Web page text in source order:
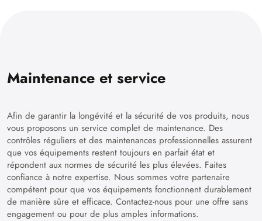
Maintenance et service
Afin de garantir la longévité et la sécurité de vos produits, nous
vous proposons un service complet de maintenance. Des
contrôles réguliers et des maintenances professionnelles assurent
que vos équipements restent toujours en parfait état et
répondent aux normes de sécurité les plus élevées. Faites
confiance à notre expertise. Nous sommes votre partenaire
compétent pour que vos équipements fonctionnent durablement
de manière sûre et efficace. Contactez-nous pour une offre sans
engagement ou pour de plus amples informations.